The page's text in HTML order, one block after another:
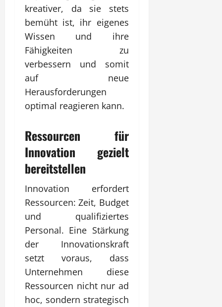
kreativer, da sie stets
bemüht ist, ihr eigenes
Wissen und ihre
Fähigkeiten zu
verbessern und somit
auf neue
Herausforderungen
optimal reagieren kann.
Ressourcen für
Innovation gezielt
bereitstellen
Innovation erfordert
Ressourcen: Zeit, Budget
und qualifiziertes
Personal. Eine Stärkung
der Innovationskraft
setzt voraus, dass
Unternehmen diese
Ressourcen nicht nur ad
hoc, sondern strategisch